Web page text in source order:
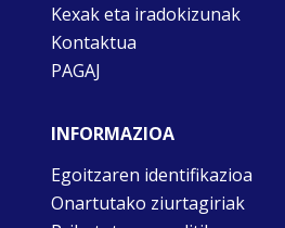
Kexak eta iradokizunak
Kontaktua
PAGAJ
INFORMAZIOA
Egoitzaren identifikazioa
Onartutako ziurtagiriak